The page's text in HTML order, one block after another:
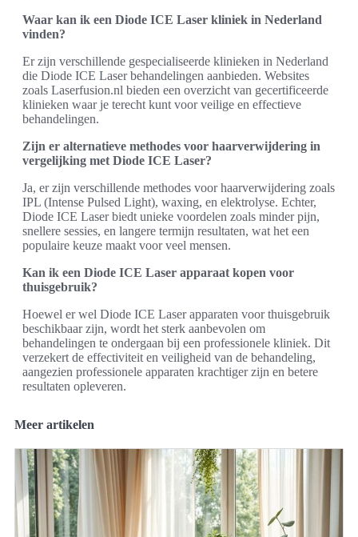
Waar kan ik een Diode ICE Laser kliniek in Nederland
vinden?
Er zijn verschillende gespecialiseerde klinieken in Nederland
die Diode ICE Laser behandelingen aanbieden. Websites
zoals Laserfusion.nl bieden een overzicht van gecertificeerde
klinieken waar je terecht kunt voor veilige en effectieve
behandelingen.
Zijn er alternatieve methodes voor haarverwijdering in
vergelijking met Diode ICE Laser?
Ja, er zijn verschillende methodes voor haarverwijdering zoals
IPL (Intense Pulsed Light), waxing, en elektrolyse. Echter,
Diode ICE Laser biedt unieke voordelen zoals minder pijn,
snellere sessies, en langere termijn resultaten, wat het een
populaire keuze maakt voor veel mensen.
Kan ik een Diode ICE Laser apparaat kopen voor
thuisgebruik?
Hoewel er wel Diode ICE Laser apparaten voor thuisgebruik
beschikbaar zijn, wordt het sterk aanbevolen om
behandelingen te ondergaan bij een professionele kliniek. Dit
verzekert de effectiviteit en veiligheid van de behandeling,
aangezien professionele apparaten krachtiger zijn en betere
resultaten opleveren.
Meer artikelen